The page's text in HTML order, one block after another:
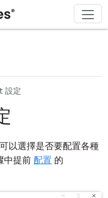
設定
以選擇是否要配置各種
中提前 配置 的